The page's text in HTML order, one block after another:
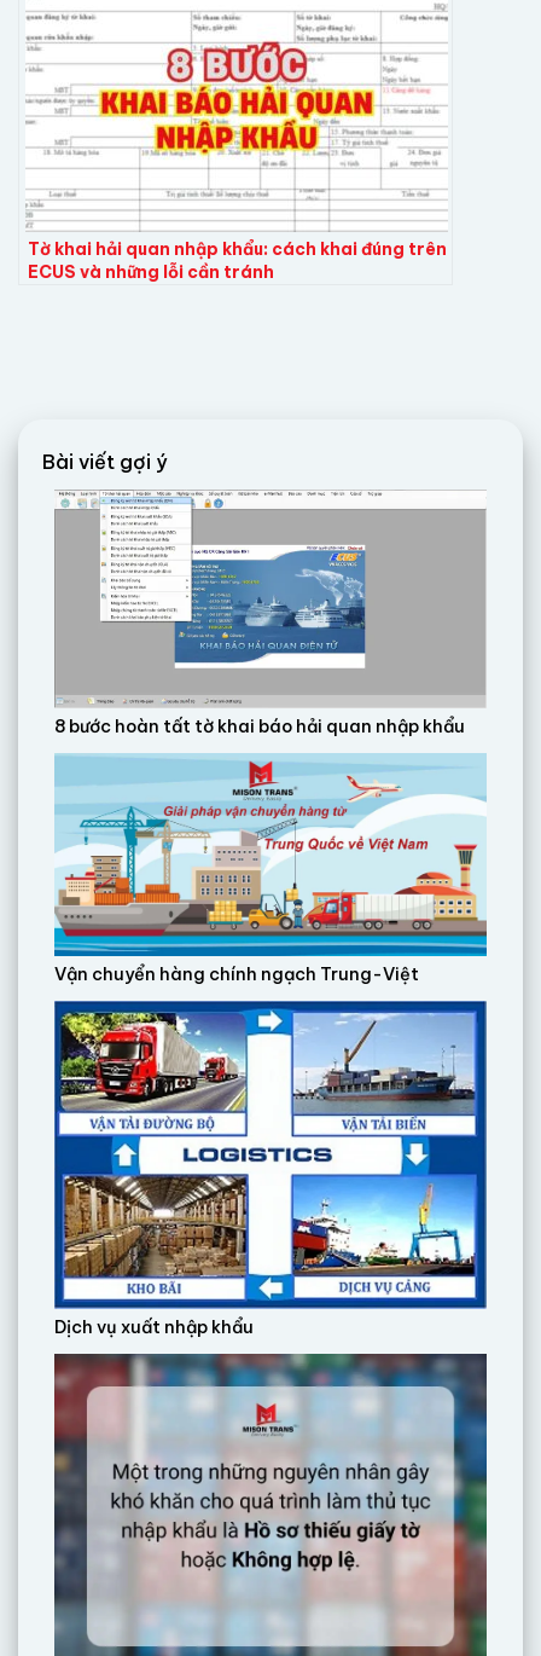
Tờ khai hải quan nhập khẩu: cách khai đúng trên
ECUS và những lỗi cần tránh
Bài viết gợi ý
8 bước hoàn tất tờ khai báo hải quan nhập khẩu
Vận chuyển hàng chính ngạch Trung-Việt
Dịch vụ xuất nhập khẩu